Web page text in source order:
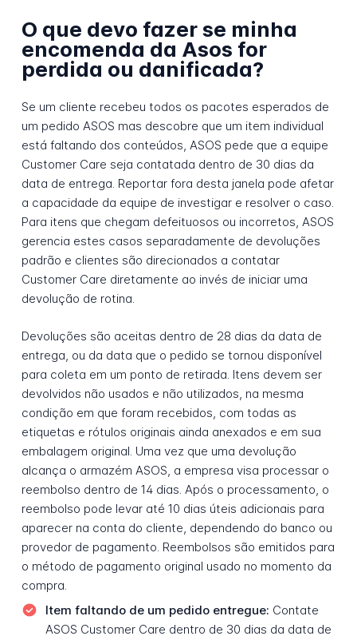
O que devo fazer se minha
encomenda da Asos for
perdida ou danificada?
Se um cliente recebeu todos os pacotes esperados de
um pedido ASOS mas descobre que um item individual
está faltando dos conteúdos, ASOS pede que a equipe
Customer Care seja contatada dentro de 30 dias da
data de entrega. Reportar fora desta janela pode afetar
a capacidade da equipe de investigar e resolver o caso.
Para itens que chegam defeituosos ou incorretos, ASOS
gerencia estes casos separadamente de devoluções
padrão e clientes são direcionados a contatar
Customer Care diretamente ao invés de iniciar uma
devolução de rotina.
Devoluções são aceitas dentro de 28 dias da data de
entrega, ou da data que o pedido se tornou disponível
para coleta em um ponto de retirada. Itens devem ser
devolvidos não usados e não utilizados, na mesma
condição em que foram recebidos, com todas as
etiquetas e rótulos originais ainda anexados e em sua
embalagem original. Uma vez que uma devolução
alcança o armazém ASOS, a empresa visa processar o
reembolso dentro de 14 dias. Após o processamento, o
reembolso pode levar até 10 dias úteis adicionais para
aparecer na conta do cliente, dependendo do banco ou
provedor de pagamento. Reembolsos são emitidos para
o método de pagamento original usado no momento da
compra.
Item faltando de um pedido entregue: Contate
ASOS Customer Care dentro de 30 dias da data de